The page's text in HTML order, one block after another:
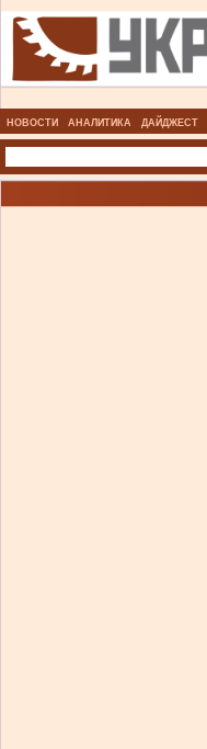
НОВОСТИ АНАЛИТИКА ДАЙДЖЕСТ